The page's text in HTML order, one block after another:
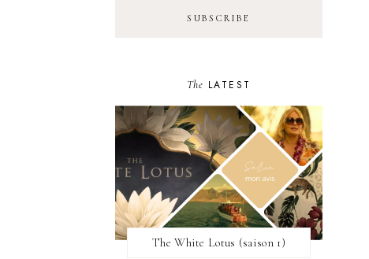
The LATEST
The White Lotus (saison 1)